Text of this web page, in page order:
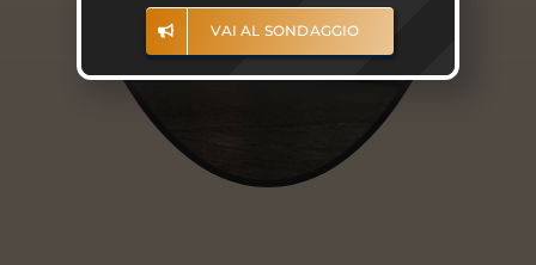
VAI AL SONDAGGIO